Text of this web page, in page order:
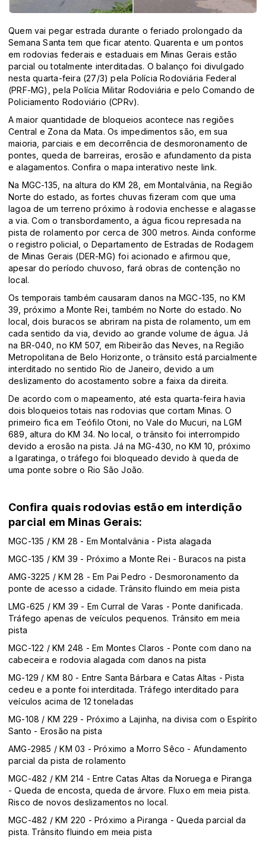
Quem vai pegar estrada durante o feriado prolongado da
Semana Santa tem que ficar atento. Quarenta e um pontos
em rodovias federais e estaduais em Minas Gerais estão
parcial ou totalmente interditadas. O balanço foi divulgado
nesta quarta-feira (27/3) pela Polícia Rodoviária Federal
(PRF-MG), pela Polícia Militar Rodoviária e pelo Comando de
Policiamento Rodoviário (CPRv).
A maior quantidade de bloqueios acontece nas regiões
Central e Zona da Mata. Os impedimentos são, em sua
maioria, parciais e em decorrência de desmoronamento de
pontes, queda de barreiras, erosão e afundamento da pista
e alagamentos.Confira o mapa interativo neste link.
Na MGC-135, na altura do KM 28, em Montalvânia, na Região
Norte do estado, as fortes chuvas fizeram com que uma
lagoa de um terreno próximo à rodovia enchesse e alagasse
a via. Com o transbordamento, a água ficou represada na
pista de rolamento por cerca de 300 metros. Ainda conforme
o registro policial, o Departamento de Estradas de Rodagem
de Minas Gerais (DER-MG) foi acionado e afirmou que,
apesar do período chuvoso, fará obras de contenção no
local.
Os temporais também causaram danos na MGC-135, no KM
39, próximo a Monte Rei, também no Norte do estado. No
local, dois buracos se abriram na pista de rolamento, um em
cada sentido da via, devido ao grande volume de água. Já
na BR-040, no KM 507, em Ribeirão das Neves, na Região
Metropolitana de Belo Horizonte, o trânsito está parcialmente
interditado no sentido Rio de Janeiro, devido a um
deslizamento do acostamento sobre a faixa da direita.
De acordo com o mapeamento, até esta quarta-feira havia
dois bloqueios totais nas rodovias que cortam Minas. O
primeiro fica em Teófilo Otoni, no Vale do Mucuri, na LGM
689, altura do KM 34. No local, o trânsito foi interrompido
devido a erosão na pista. Já na MG-430, no KM 10, próximo
a Igaratinga, o tráfego foi bloqueado devido à queda de
uma ponte sobre o Rio São João.
Confira quais rodovias estão em interdição
parcial em Minas Gerais:
MGC-135 / KM 28 - Em Montalvânia - Pista alagada
MGC-135 / KM 39 - Próximo a Monte Rei - Buracos na pista
AMG-3225 / KM 28 - Em Pai Pedro - Desmoronamento da
ponte de acesso a cidade. Trânsito fluindo em meia pista
LMG-625 / KM 39 - Em Curral de Varas - Ponte danificada.
Tráfego apenas de veículos pequenos. Trânsito em meia
pista
MGC-122 / KM 248 - Em Montes Claros - Ponte com dano na
cabeceira e rodovia alagada com danos na pista
MG-129 / KM 80 - Entre Santa Bárbara e Catas Altas - Pista
cedeu e a ponte foi interditada. Tráfego interditado para
veículos acima de 12 toneladas
MG-108 / KM 229 - Próximo a Lajinha, na divisa com o Espírito
Santo - Erosão na pista
AMG-2985 / KM 03 - Próximo a Morro Sêco - Afundamento
parcial da pista de rolamento
MGC-482 / KM 214 - Entre Catas Altas da Noruega e Piranga
- Queda de encosta, queda de árvore. Fluxo em meia pista.
Risco de novos deslizamentos no local.
MGC-482 / KM 220 - Próximo a Piranga - Queda parcial da
pista. Trânsito fluindo em meia pista